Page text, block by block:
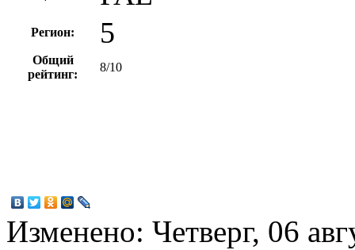
Регион: 5
Общий
рейтинг:
8/10
Изменено: Четверг, 06